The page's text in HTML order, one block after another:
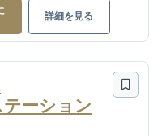
詳細を見る
ーション